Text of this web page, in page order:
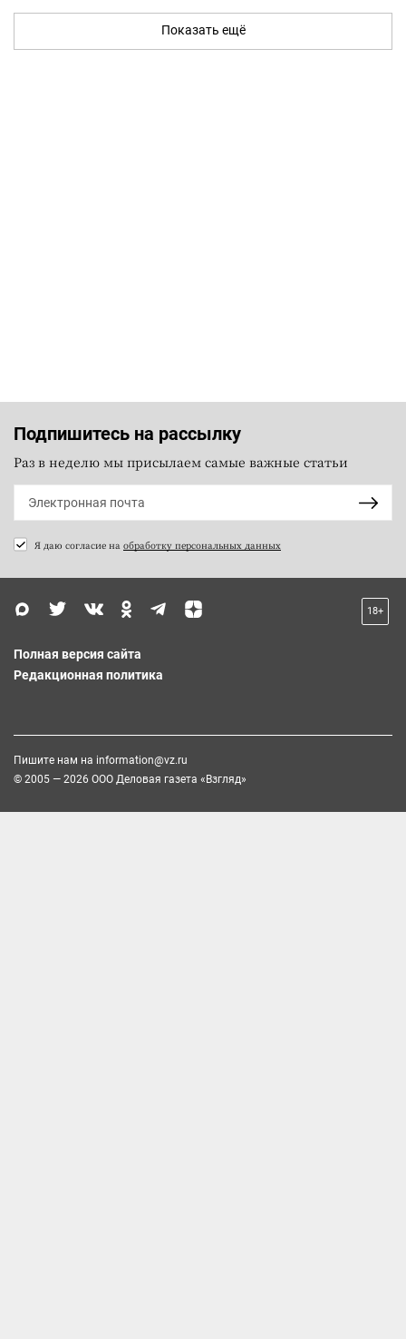
Показать ещё
Подпишитесь на рассылку
Раз в неделю мы присылаем самые важные статьи
Я даю согласие на обработку персональных данных
18+
Полная версия сайта
Редакционная политика
Пишите нам на information@vz.ru
© 2005 — 2026 ООО Деловая газета «Взгляд»